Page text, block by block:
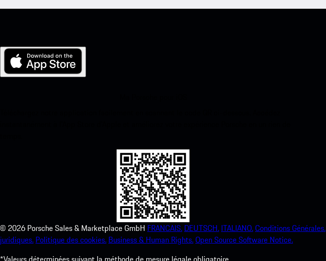
© 2026 Porsche Sales & Marketplace GmbH FRANCAIS. DEUTSCH. ITALIANO.Conditions Générales.
juridiques. Politique des cookies. Business & Human Rights.Open Source Software Notice.